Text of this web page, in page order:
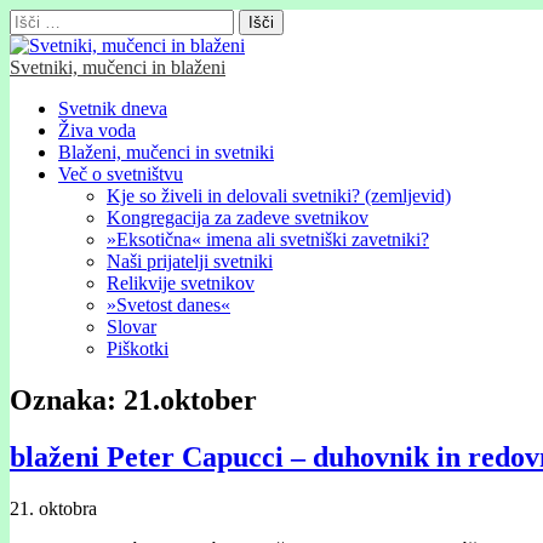
Išči:
Svetniki, mučenci in blaženi
Glavni
meni
Skip
content
Svetnik dneva
Živa voda
Blaženi, mučenci in svetniki
Več o svetništvu
Kje so živeli in delovali svetniki? (zemljevid)
Kongregacija za zadeve svetnikov
»Eksotična« imena ali svetniški zavetniki?
Naši prijatelji svetniki
Relikvije svetnikov
»Svetost danes«
Slovar
Piškotki
Oznaka: 21.oktober
blaženi Peter Capucci – duhovnik in
21. oktobra